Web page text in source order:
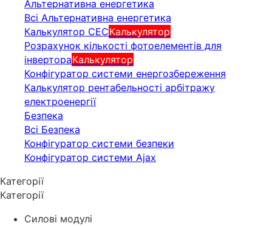
Альтернативна енергетика
Всі Альтернативна енергетика
Калькулятор СЕСКалькулятор
Розрахунок кількості фотоелементів для
інвертораКалькулятор
Конфігуратор системи енергозбереження
Калькулятор рентабельності арбітражу
електроенергії
Безпека
Всі Безпека
Конфігуратор системи безпеки
Конфігуратор системи Ajax
Категорії
Категорії
Силові модулі